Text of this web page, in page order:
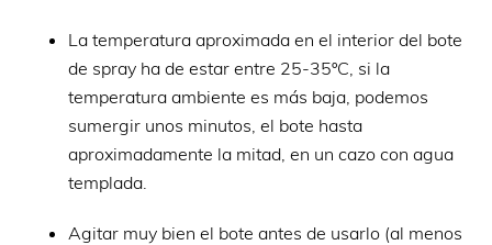
La temperatura aproximada en el interior del bote
de spray ha de estar entre 25-35ºC, si la
temperatura ambiente es más baja, podemos
sumergir unos minutos, el bote hasta
aproximadamente la mitad, en un cazo con agua
templada.
Agitar muy bien el bote antes de usarlo (al menos